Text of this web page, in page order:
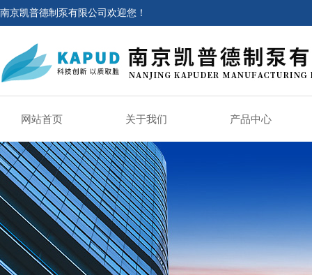
南京凯普德制泵有限公司欢迎您！
网站首页 关于我们 产品中心